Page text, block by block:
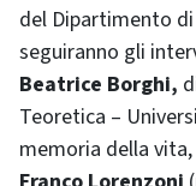
del Dipartimento di
seguiranno gli
Beatrice Borghi,
Teoretica –
memoria della